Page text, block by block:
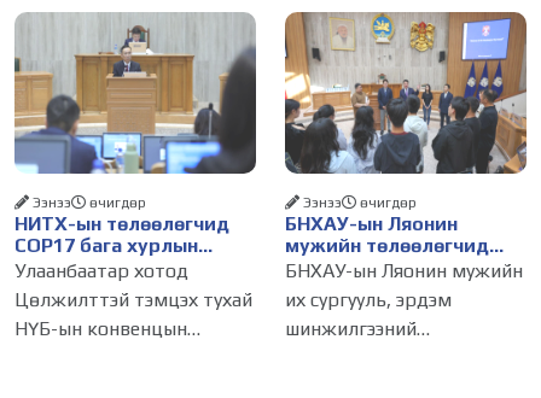
амжилт, тэр ч байтугай
хүний үнэ цэнийг хүртэл
лайк, шэйр, дагагчийн
тоогоор хэмжих хандлага
газар авч
журмын зарим хэсгийг
хүчингүй болгож,
зөвшөөрлийн шинжтэй
103 бүртгэлээс нийслэлийн
бизнес эрхлэгчдийг
НИТХ-ын төлөөлөгчид
COP17 бага хурлын
бэлтгэл ажлын талаар
мэдээлэл сонслоо
Ээнээ өчигдѳр
Улаанбаатар хотод
Цөлжилттэй тэмцэх тухай
НҮБ-ын конвенцын
БНХАУ-ын Ляонин
мужийн төлөөлөгчид
НИТХ-ын үйл
танилцлаа
Ээнээ өчигдѳр
БНХАУ-ын Ляонин мужийн
их сургууль, эрдэм
шинжилгээний